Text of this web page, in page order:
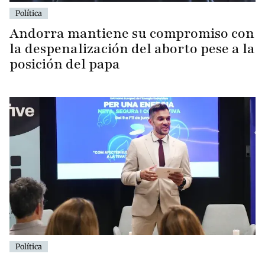
Política
Andorra mantiene su compromiso con
la despenalización del aborto pese a la
posición del papa
Política